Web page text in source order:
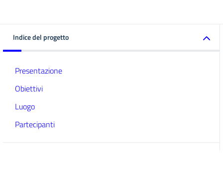
Indice del progetto
Presentazione
Obiettivi
Luogo
Partecipanti